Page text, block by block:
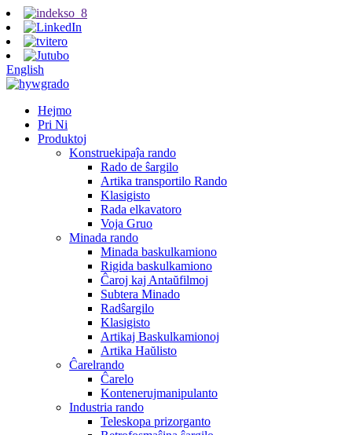
English
Hejmo
Pri Ni
Produktoj
Konstruekipaĵa rando
Rado de ŝargilo
Artika transportilo Rando
Klasigisto
Rada elkavatoro
Voja Gruo
Minada rando
Minada baskulkamiono
Rigida baskulkamiono
Ĉaroj kaj Antaŭfilmoj
Subtera Minado
Radŝargilo
Klasigisto
Artikaj Baskulkamionoj
Artika Haŭlisto
Ĉarelrando
Ĉarelo
Kontenerujmanipulanto
Industria rando
Teleskopa prizorganto